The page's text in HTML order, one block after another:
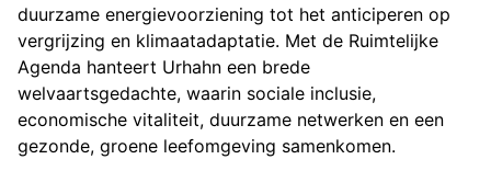
duurzame energievoorziening tot het anticiperen op
vergrijzing en klimaatadaptatie. Met de Ruimtelijke
Agenda hanteert Urhahn een brede
welvaartsgedachte, waarin sociale inclusie,
economische vitaliteit, duurzame netwerken en een
gezonde, groene leefomgeving samenkomen.